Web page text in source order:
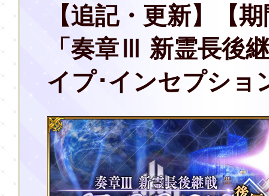
【追記・更新】【
「奏章Ⅲ 新霊長後
イプ･インセプショ